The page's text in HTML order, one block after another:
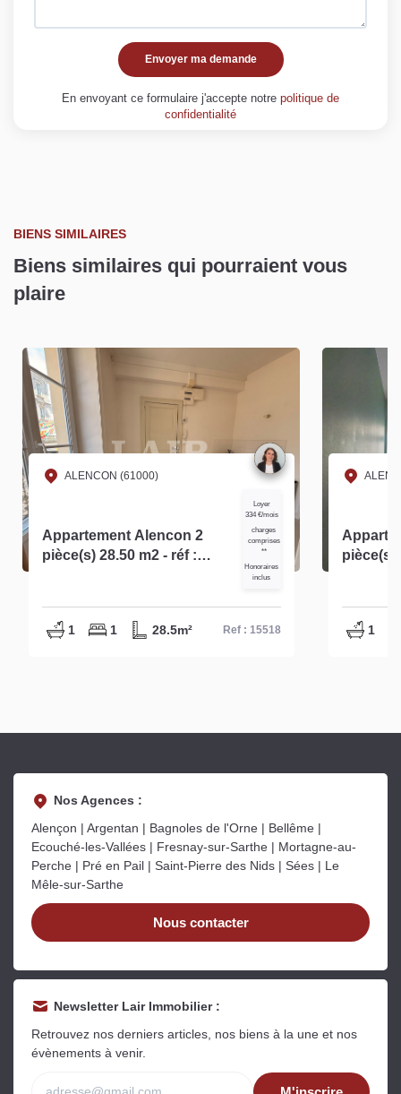
Envoyer ma demande
En envoyant ce formulaire j'accepte notre politique de
confidentialité
BIENS SIMILAIRES
Biens similaires qui pourraient vous
plaire
ALENCON (61000)
Appartement Alencon 2
pièce(s) 28.50 m2 - réf :
Loyer
334 €/mois
charges
comprises
**
Honoraires
inclus
1 1 28.5m² Ref : 15518
pièce(s)
1
Nos Agences :
Alençon | Argentan | Bagnoles de l'Orne | Bellême |
Ecouché-les-Vallées | Fresnay-sur-Sarthe | Mortagne-au-
Perche | Pré en Pail | Saint-Pierre des Nids | Sées | Le
Mêle-sur-Sarthe
Nous contacter
Newsletter Lair Immobilier :
Retrouvez nos derniers articles, nos biens à la une et nos
évènements à venir.